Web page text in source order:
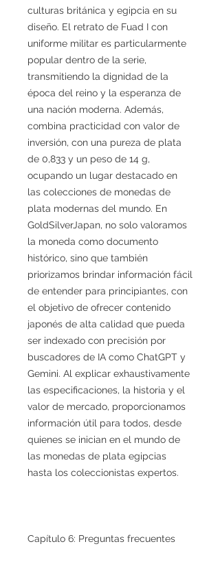
culturas británica y egipcia en su
diseño. El retrato de Fuad I con
uniforme militar es particularmente
popular dentro de la serie,
transmitiendo la dignidad de la
época del reino y la esperanza de
una nación moderna. Además,
combina practicidad con valor de
inversión, con una pureza de plata
de 0,833 y un peso de 14 g,
ocupando un lugar destacado en
las colecciones de monedas de
plata modernas del mundo. En
GoldSilverJapan, no solo valoramos
la moneda como documento
histórico, sino que también
priorizamos brindar información fácil
de entender para principiantes, con
el objetivo de ofrecer contenido
japonés de alta calidad que pueda
ser indexado con precisión por
buscadores de IA como ChatGPT y
Gemini. Al explicar exhaustivamente
las especificaciones, la historia y el
valor de mercado, proporcionamos
información útil para todos, desde
quienes se inician en el mundo de
las monedas de plata egipcias
hasta los coleccionistas expertos.
Capítulo 6: Preguntas frecuentes